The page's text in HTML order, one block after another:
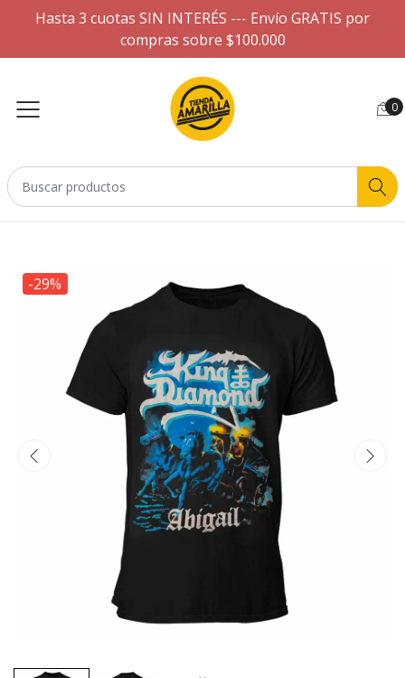
Hasta 3 cuotas SIN INTERÉS --- Envío GRATIS por
compras sobre $100.000
0
-29%